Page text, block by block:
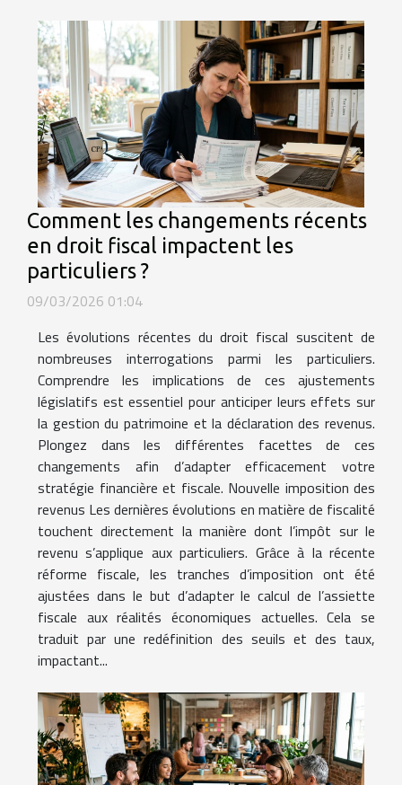
Comment les changements récents
en droit fiscal impactent les
particuliers ?
09/03/2026 01:04
Les évolutions récentes du droit fiscal suscitent de
nombreuses interrogations parmi les particuliers.
Comprendre les implications de ces ajustements
législatifs est essentiel pour anticiper leurs effets sur
la gestion du patrimoine et la déclaration des revenus.
Plongez dans les différentes facettes de ces
changements afin d’adapter efficacement votre
stratégie financière et fiscale. Nouvelle imposition des
revenus Les dernières évolutions en matière de fiscalité
touchent directement la manière dont l’impôt sur le
revenu s’applique aux particuliers. Grâce à la récente
réforme fiscale, les tranches d’imposition ont été
ajustées dans le but d’adapter le calcul de l’assiette
fiscale aux réalités économiques actuelles. Cela se
traduit par une redéfinition des seuils et des taux,
impactant...